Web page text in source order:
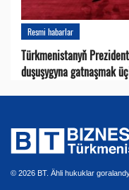
Resmi habarlar
Türkmenistanyň
duşuşygyna gatnaşmak
© 2026 BT. Ähli hukuklar